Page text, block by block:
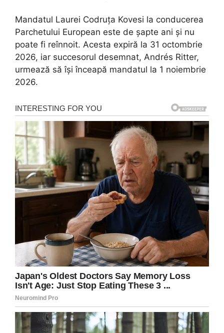
Mandatul Laurei Codruța Kovesi la conducerea
Parchetului European este de șapte ani și nu
poate fi reînnoit. Acesta expiră la 31 octombrie
2026, iar succesorul desemnat, Andrés Ritter,
urmează să își înceapă mandatul la 1 noiembrie
2026.